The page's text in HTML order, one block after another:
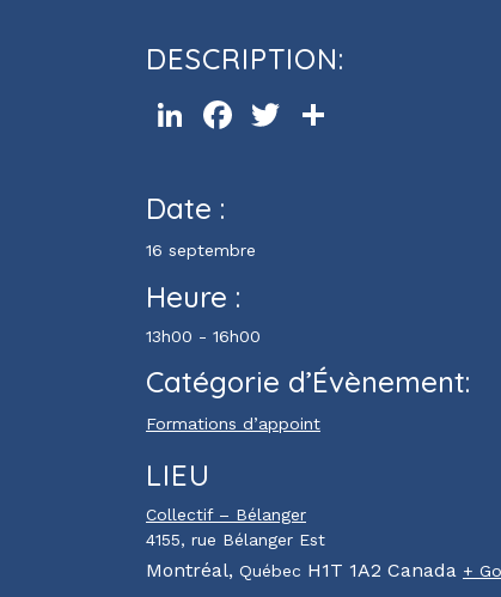
DESCRIPTION:
LinkedInFacebookTwitter
Date :
16 septembre
Heure :
13h00 - 16h00
Catégorie d’Évènement:
Formations d’appoint
LIEU
Collectif – Bélanger
4155, rue Bélanger Est
Montréal, Québec H1T 1A2 Canada +